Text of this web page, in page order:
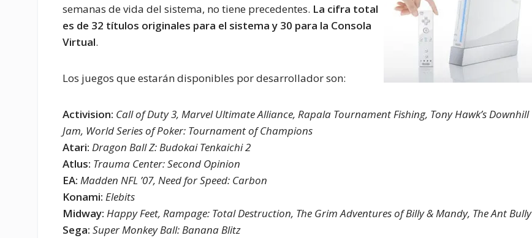
semanas de vida del sistema, no tiene precedentes. La cifra total
es de 32 títulos originales para el sistema y 30 para la Consola
Virtual.
Los juegos que estarán disponibles por desarrollador son:
Activision: Call of Duty 3, Marvel Ultimate Alliance, Rapala Tournament Fishing, Tony Hawk’s Downhill
Jam, World Series of Poker: Tournament of Champions
Atari: Dragon Ball Z: Budokai Tenkaichi 2
Atlus: Trauma Center: Second Opinion
EA: Madden NFL ’07, Need for Speed: Carbon
Konami: Elebits
Midway: Happy Feet, Rampage: Total Destruction, The Grim Adventures of Billy & Mandy, The Ant Bully
Sega: Super Monkey Ball: Banana Blitz